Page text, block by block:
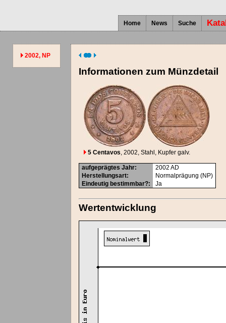
Home News Suche
2002, NP
Informationen zum Münzdetail
5 Centavos, 2002, Stahl, Kupfer galv.
aufgeprägtes Jahr: 2002AD
Herstellungsart:
Normalprägung (NP)
Eindeutig bestimmbar?: Ja
Wertentwicklung